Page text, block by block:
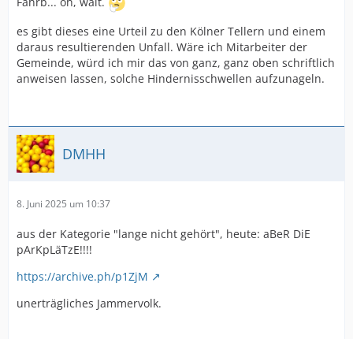
es gibt dieses eine Urteil zu den Kölner Tellern und einem
daraus resultierenden Unfall. Wäre ich Mitarbeiter der
Gemeinde, würd ich mir das von ganz, ganz oben schriftlich
anweisen lassen, solche Hindernisschwellen aufzunageln.
DMHH
8. Juni 2025 um 10:37
aus der Kategorie "lange nicht gehört", heute: aBeR DiE
pArKpLäTzE!!!!
https://archive.ph/p1ZjM
unerträgliches Jammervolk.